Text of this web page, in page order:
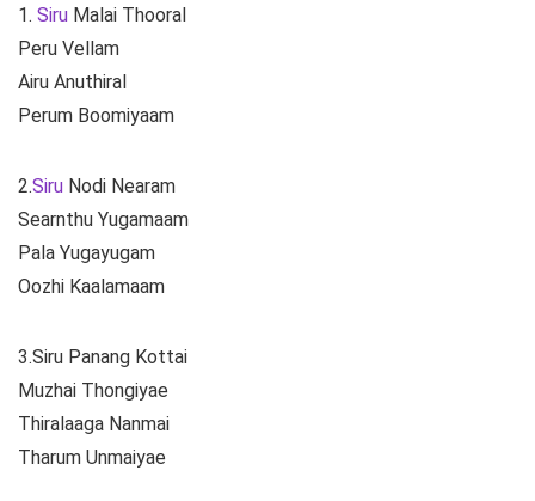
1. Siru Malai Thooral
Peru Vellam
Airu Anuthiral
Perum Boomiyaam
2.Siru Nodi Nearam
Searnthu Yugamaam
Pala Yugayugam
Oozhi Kaalamaam
3.Siru Panang Kottai
Muzhai Thongiyae
Thiralaaga Nanmai
Tharum Unmaiyae